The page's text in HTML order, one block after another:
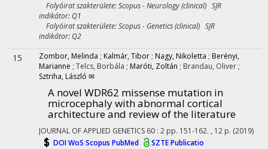
Folyóirat szakterülete: Scopus - Neurology (clinical) SJR
indikátor: Q1
Folyóirat szakterülete: Scopus - Genetics (clinical) SJR
indikátor: Q2
15 Zombor, Melinda ; Kalmár, Tibor ; Nagy, Nikoletta ; Berényi,
Marianne ; Telcs, Borbála ; Maróti, Zoltán ; Brandau, Oliver ;
Sztriha, László ✉
A novel WDR62 missense mutation in
microcephaly with abnormal cortical
architecture and review of the literature
JOURNAL OF APPLIED GENETICS 60 : 2 pp. 151-162. , 12 p. (2019)
DOIWoS Scopus PubMed
SZTE Publicatio